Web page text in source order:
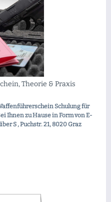
Theorie & Praxis
Schulung für
Ihnen zu Hause in Form von E-
S , Puchstr. 21, 8020 Graz